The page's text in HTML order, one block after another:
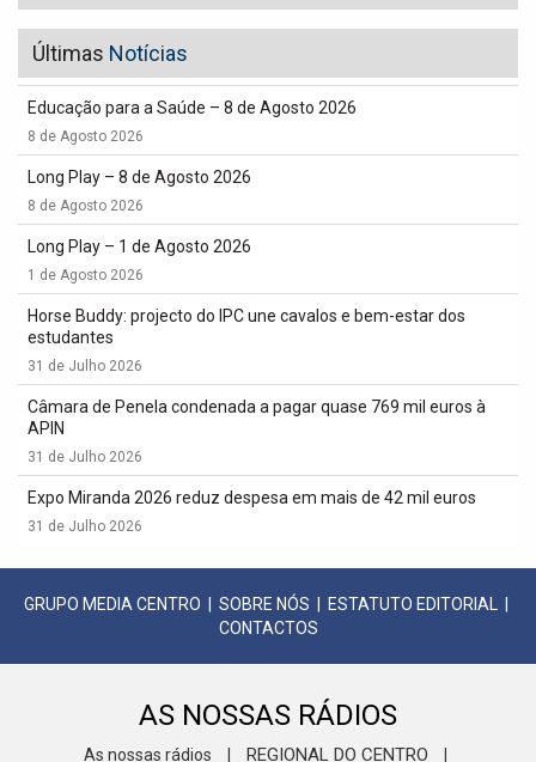
Últimas Notícias
Educação para a Saúde – 8 de Agosto 2026
8 de Agosto 2026
Long Play – 8 de Agosto 2026
8 de Agosto 2026
Long Play – 1 de Agosto 2026
1 de Agosto 2026
Horse Buddy: projecto do IPC une cavalos e bem-estar dos
estudantes
31 de Julho 2026
Câmara de Penela condenada a pagar quase 769 mil euros à
APIN
31 de Julho 2026
Expo Miranda 2026 reduz despesa em mais de 42 mil euros
31 de Julho 2026
GRUPO MEDIA CENTRO SOBRE NÓS ESTATUTO EDITORIAL
CONTACTOS
AS NOSSAS RÁDIOS
As nossas rádios REGIONAL DO CENTRO